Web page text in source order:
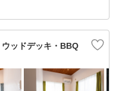
ウッドデッキ・BBQ